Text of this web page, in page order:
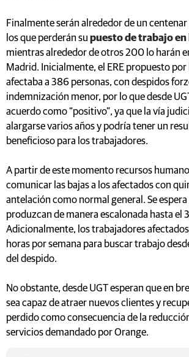
Finalmente serán alrededor de un
los que perderán su puesto de trabajo en
mientras alrededor de otros 200 lo harán
Madrid. Inicialmente, el ERE propuesto por
afectaba a 386 personas, con despidos
indemnización menor, por lo que desde
acuerdo como “positivo”, ya que la vía
alargarse varios años y podría tener un
beneficioso para los trabajadores.
A partir de este momento recursos
comunicar las bajas a los afectados con
antelación como normal general. Se espera
produzcan de manera escalonada hasta el
Adicionalmente, los trabajadores
horas por semana para buscar trabajo
del despido.
No obstante, desde UGT esperan que en
sea capaz de atraer nuevos clientes y
perdido como consecuencia de la
servicios demandado por Orange.